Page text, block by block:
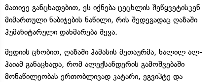
მათივე განცხადებით, ეს იქნება ცეცხლის შეწყვეტისკენ
მიმართული ნაბიჯების ნაწილი, რის შედეგადაც ღაზაში
ჰუმანიტარული დახმარება შევა.
მედიის ცნობით, ღაზაში ჰამასის მეთაურმა, ხალილ ალ-
ჰაიამ განაცხადა, რომ ალექსანდერის გამოშვებაში
მონაწილეობას ერთობლივად კატარი, ეგვიპტე და